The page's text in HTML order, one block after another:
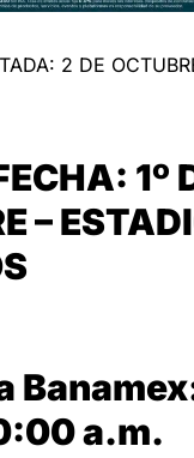
2 DE
1º
–
a.m.